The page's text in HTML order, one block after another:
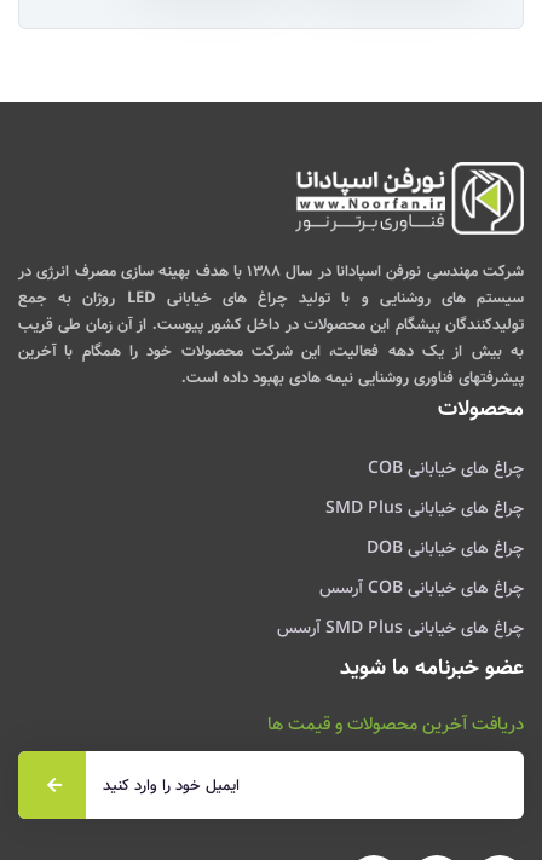
شرکت مهندسی نورفن اسپادانا در سال ۱۳۸۸ با هدف بهینه سازی مصرف انرژی در
سیستم های روشنایی و با تولید چراغ های خیابانی LED روژان به جمع
تولیدکنندگان پیشگام این محصولات در داخل کشور پیوست. از آن زمان طی قریب
به بیش از یک دهه فعالیت، این شرکت محصولات خود را همگام با آخرین
پیشرفتهای فناوری روشنایی نیمه هادی بهبود داده است.
محصولات
چراغ های خیابانی COB
چراغ های خیابانی SMD Plus
چراغ های خیابانی DOB
چراغ های خیابانی COB آرسس
چراغ های خیابانی SMD Plus آرسس
عضو خبرنامه ما شوید
دریافت آخرین محصولات و قیمت ها